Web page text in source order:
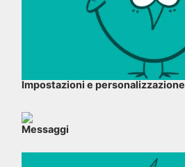
Impostazioni e personalizzazione
Messaggi